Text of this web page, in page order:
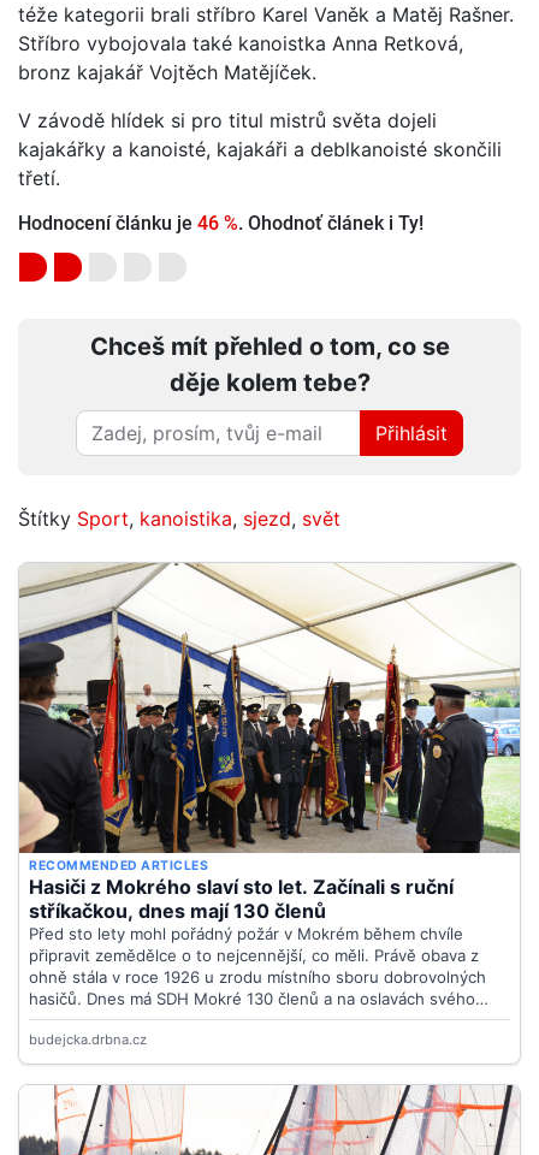
téže kategorii brali stříbro Karel Vaněk a Matěj Rašner.
Stříbro vybojovala také kanoistka Anna Retková,
bronz kajakář Vojtěch Matějíček.
V závodě hlídek si pro titul mistrů světa dojeli
kajakářky a kanoisté, kajakáři a deblkanoisté skončili
třetí.
Hodnocení článku je 46 %. Ohodnoť článek i Ty!
Chceš mít přehled o tom, co se
děje kolem tebe?
Přihlásit
Štítky Sport, kanoistika, sjezd, svět